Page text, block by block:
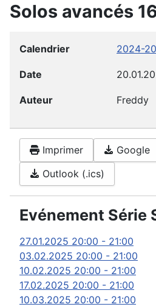
Solos avancés
Calendrier 2024-
Date
Auteur Freddy
Imprimer
Google
Outlook (.ics)
Evénement Série
27.01.2025 20:00 - 21:00
03.02.2025 20:00 - 21:00
10.02.2025 20:00 - 21:00
17.02.2025 20:00 - 21:00
10.03.2025 20:00 - 21:00